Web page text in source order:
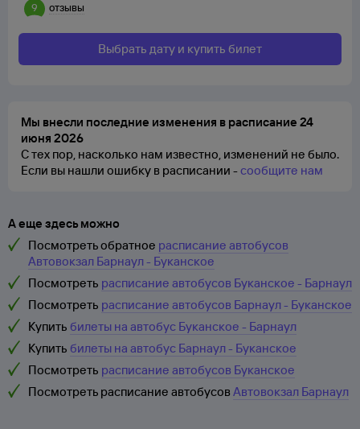
9
отзывы
Выбрать дату и купить билет
Мы внесли последние изменения в расписание 24
июня 2026
С тех пор, насколько нам известно, изменений не было.
Если вы нашли ошибку в расписании -сообщите нам
А еще здесь можно
Посмотреть обратное расписание автобусов
Автовокзал Барнаул - Буканское
Посмотреть расписание автобусов Буканское - Барнаул
Посмотреть расписание автобусов Барнаул - Буканское
Купить билеты на автобус Буканское - Барнаул
Купить билеты на автобус Барнаул - Буканское
Посмотреть расписание автобусов Буканское
Посмотреть расписание автобусовАвтовокзал Барнаул